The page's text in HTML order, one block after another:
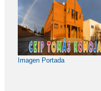
Imagen Portada